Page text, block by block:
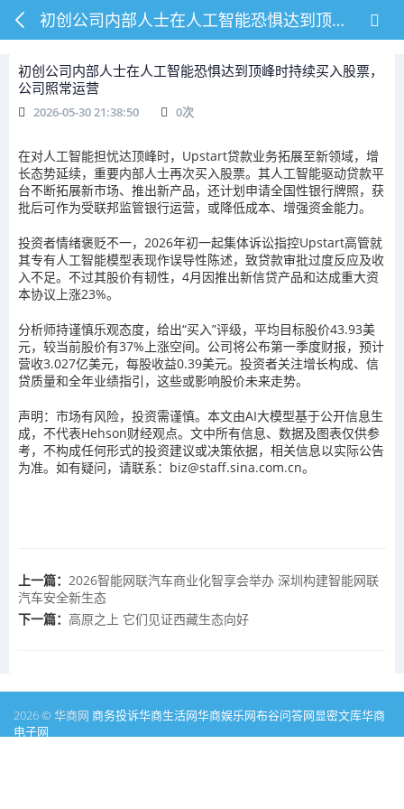
初创公司内部人士在人工智能恐惧达到顶峰时持续买入股票，公司照常运营
初创公司内部人士在人工智能恐惧达到顶峰时持续买入股票，
公司照常运营
2026-05-30 21:38:50 0次
在对人工智能担忧达顶峰时，Upstart贷款业务拓展至新领域，增
长态势延续，重要内部人士再次买入股票。其人工智能驱动贷款平
台不断拓展新市场、推出新产品，还计划申请全国性银行牌照，获
批后可作为受联邦监管银行运营，或降低成本、增强资金能力。
投资者情绪褒贬不一，2026年初一起集体诉讼指控Upstart高管就
其专有人工智能模型表现作误导性陈述，致贷款审批过度反应及收
入不足。不过其股价有韧性，4月因推出新信贷产品和达成重大资
本协议上涨23%。
分析师持谨慎乐观态度，给出“买入”评级，平均目标股价43.93美
元，较当前股价有37%上涨空间。公司将公布第一季度财报，预计
营收3.027亿美元，每股收益0.39美元。投资者关注增长构成、信
贷质量和全年业绩指引，这些或影响股价未来走势。
声明：市场有风险，投资需谨慎。本文由AI大模型基于公开信息生
成，不代表Hehson财经观点。文中所有信息、数据及图表仅供参
考，不构成任何形式的投资建议或决策依据，相关信息以实际公告
为准。如有疑问，请联系：biz@staff.sina.com.cn。
上一篇： 2026智能网联汽车商业化智享会举办 深圳构建智能网联
汽车安全新生态
下一篇： 高原之上 它们见证西藏生态向好
2026 © 华商网 商务投诉华商生活网华商娱乐网布谷问答网显密文库华商
电子网